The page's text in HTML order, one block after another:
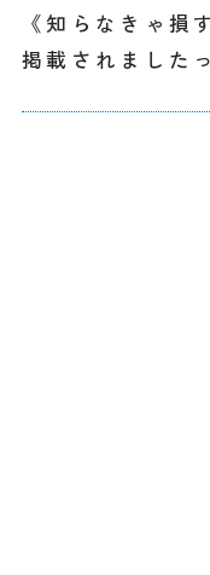
《知らなきゃ損
掲載されました